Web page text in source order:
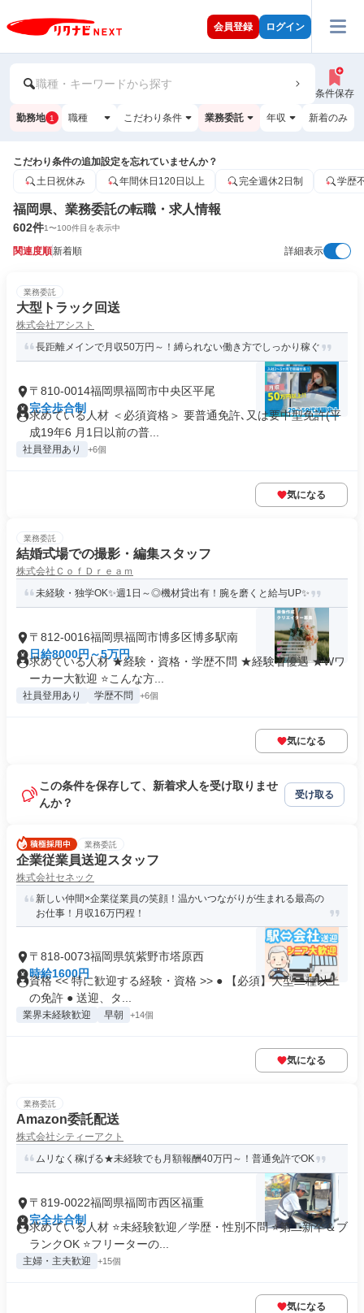
会員登録 ログイン
職種・キーワードから探す
条件保存
勤務地 1 職種 こだわり条件 業務委託 年収 新着のみ
こだわり条件の追加設定を忘れていませんか？
土日祝休み
年間休日120日以上 完全週休2日制 学歴
福岡県、業務委託の転職・求人情報
602件1〜100件目を表示中
関連度順新着順 詳細表示
業務委託
大型トラック回送
株式会社アシスト
長距離メインで月収50万円～！縛られない働き方でしっかり稼ぐ
〒810-0014福岡県福岡市中央区平尾
完全歩合制
求めている人材 ＜必須資格＞ 要普通免許､又は要中型免許(平
成19年6 月1日以前の普...
社員登用あり +6個
気になる
業務委託
結婚式場での撮影・編集スタッフ
株式会社ＣｏｆＤｒｅａｍ
未経験・独学OK✨週1日～◎機材貸出有！腕を磨くと給与UP✨
〒812-0016福岡県福岡市博多区博多駅南
日給8000円～5万円
求めている人材 ★経験・資格・学歴不問 ★経験者優遇 ★Wワ
ーカー大歓迎 ⭐こんな方...
社員登用あり 学歴不問 +6個
気になる
この条件を保存して、新着求人を受け取りませ
んか？
受け取る
業務委託
企業従業員送迎スタッフ
株式会社セネック
新しい仲間×企業従業員の笑顔！温かいつながりが生まれる最高の
お仕事！月収16万円程！
〒818-0073福岡県筑紫野市塔原西
時給1600円
資格 << 特に歓迎する経験・資格 >> ● 【必須】大型二種以上
の免許 ● 送迎、タ...
業界未経験歓迎 早朝 +14個
気になる
業務委託
Amazon委託配送
株式会社シティーアクト
ムリなく稼げる★未経験でも月額報酬40万円～！普通免許でOK
〒819-0022福岡県福岡市西区福重
完全歩合制
求めている人材 ⭐未経験歓迎／学歴・性別不問 ⭐第二新卒＆ブ
ランクOK ⭐フリーターの...
主婦・主夫歓迎 +15個
気になる